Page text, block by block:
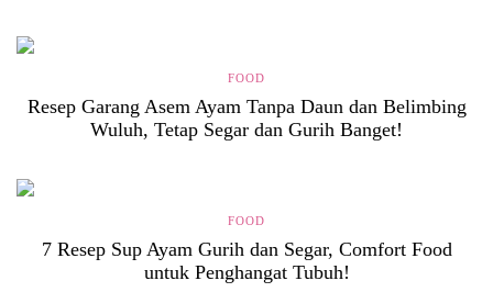
FOOD
Resep Garang Asem Ayam Tanpa Daun dan Belimbing
Wuluh, Tetap Segar dan Gurih Banget!
FOOD
7 Resep Sup Ayam Gurih dan Segar, Comfort Food
untuk Penghangat Tubuh!